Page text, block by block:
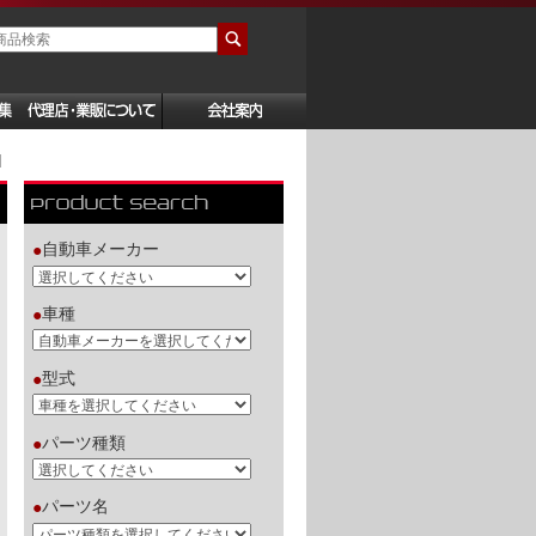
●自動車メーカー
●車種
●型式
●パーツ種類
●パーツ名